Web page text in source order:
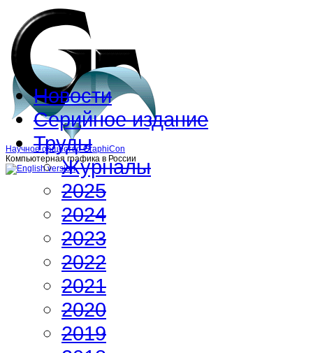
Научное общество GraphiCon
Компьютерная графика в России
Новости
Серийное издание
Труды
Журналы
2025
2024
2023
2022
2021
2020
2019